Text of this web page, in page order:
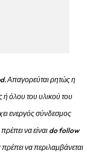
Απαγορεύται ρητώς η
όλου του υλικού του
ενεργός σύνδεσμος
να είναι do follow
να περιλαμβάνεται